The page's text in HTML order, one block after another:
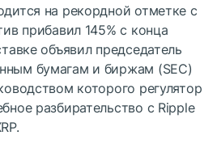
на рекордной отметке с
прибавил 145% с конца
объявил председатель
бумагам и биржам (SEC)
которого регулятор
разбирательство с Ripple
.